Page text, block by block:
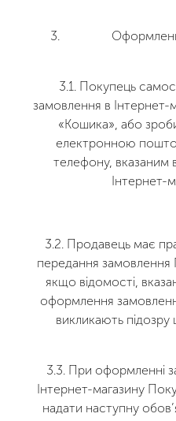
3.1. Покупець
замовлення в
«Кошика», або
електронною
телефону, вказаним в
Інтернет-
3.2. Продавець має
передання замовлення
якщо відомості,
оформлення
викликають підозру
3.3. При оформленні
Інтернет-магазину
надати наступну